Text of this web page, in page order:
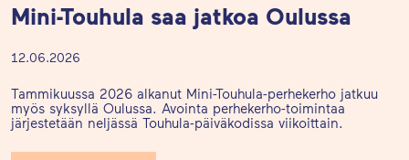
Mini-Touhula saa jatkoa Oulussa
12.06.2026
Tammikuussa 2026 alkanut Mini-Touhula-perhekerho jatkuu
myös syksyllä Oulussa. Avointa perhekerho-toimintaa
järjestetään neljässä Touhula-päiväkodissa viikoittain.